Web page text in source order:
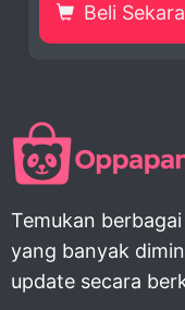
Temukan
yang banyak
update secara